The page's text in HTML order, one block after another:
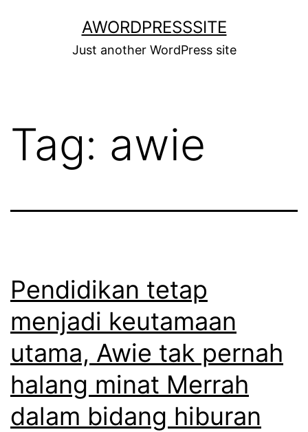
AWORDPRESSSITE
Just another WordPress site
Tag: awie
Pendidikan tetap
menjadi keutamaan
utama, Awie tak pernah
halang minat Merrah
dalam bidang hiburan